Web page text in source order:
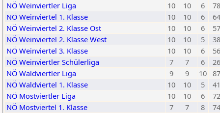
NÖ Weinviertler Liga
10 10 6
78
NÖ Weinviertel 1. Klasse
10 10 6
64
NÖ Weinviertel 2. Klasse Ost
10 10 6
57
NÖ Weinviertel 2. Klasse West
10 10 5
38
NÖ Weinviertel 3. Klasse
10 10 6
56
NÖ Weinviertler Schülerliga
7 7 6
26
NÖ Waldviertler Liga
9 9 10 87
NÖ Waldviertel 1. Klasse
10 10 5
41
NÖ Mostviertler Liga
10 10 6
72
NÖ Mostviertel 1. Klasse
7 7 8
74